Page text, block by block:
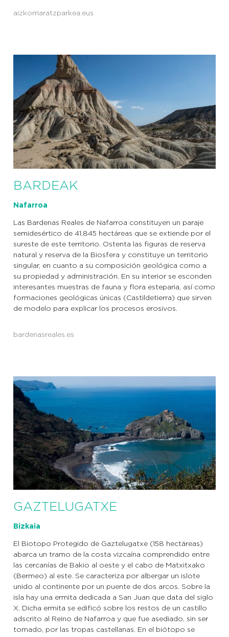
aizkorriaratzparkea.eus
BARDEAK
Nafarroa
Las Bardenas Reales de Nafarroa constituyen un paraje
semidesértico de 41.845 hectáreas que se extiende por el
sureste de este territorio. Ostenta las figuras de reserva
natural y reserva de la Biosfera y constituye un territorio
singular, en cuanto a su composición geológica como a
su propiedad y administración. En su interior se esconden
interesantes muestras de fauna y flora esteparia, así como
formaciones geológicas únicas (Castildetierra) que sirven
de modelo para explicar los procesos erosivos.
bardenasreales.es
GAZTELUGATXE
Bizkaia
El Biotopo Protegido de Gaztelugatxe (158 hectáreas)
abarca un tramo de la costa vizcaína comprendido entre
las cercanías de Bakio al oeste y el cabo de Matxitxako
(Bermeo) al este. Se caracteriza por albergar un islote
unido al continente por un puente de dos arcos. Sobre la
isla hay una ermita dedicada a San Juan que data del siglo
X. Dicha ermita se edificó sobre los restos de un castillo
adscrito al Reino de Nafarroa y que fue asediado, sin ser
tomado, por las tropas castellanas. En el biótopo se